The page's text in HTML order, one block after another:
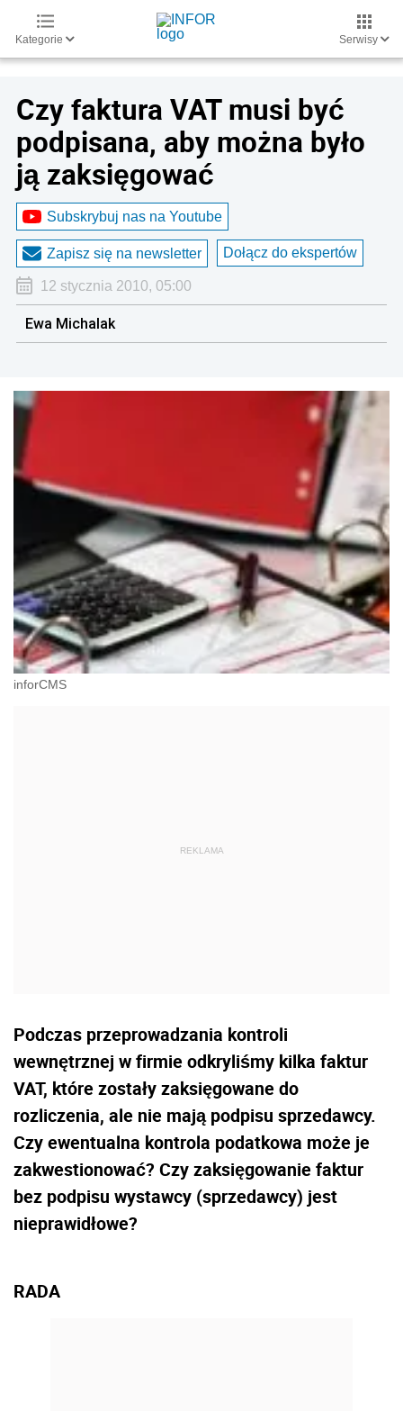
Kategorie Serwisy
Czy faktura VAT musi być
podpisana, aby można było
ją zaksięgować
Subskrybuj nas na Youtube
Zapisz się na newsletter Dołącz do ekspertów
12 stycznia 2010, 05:00
Ewa Michalak
inforCMS
Podczas przeprowadzania kontroli
wewnętrznej w firmie odkryliśmy kilka faktur
VAT, które zostały zaksięgowane do
rozliczenia, ale nie mają podpisu sprzedawcy.
Czy ewentualna kontrola podatkowa może je
zakwestionować? Czy zaksięgowanie faktur
bez podpisu wystawcy (sprzedawcy) jest
nieprawidłowe?
RADA